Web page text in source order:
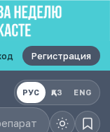
Регистрация
РУС ҚАЗ ENG